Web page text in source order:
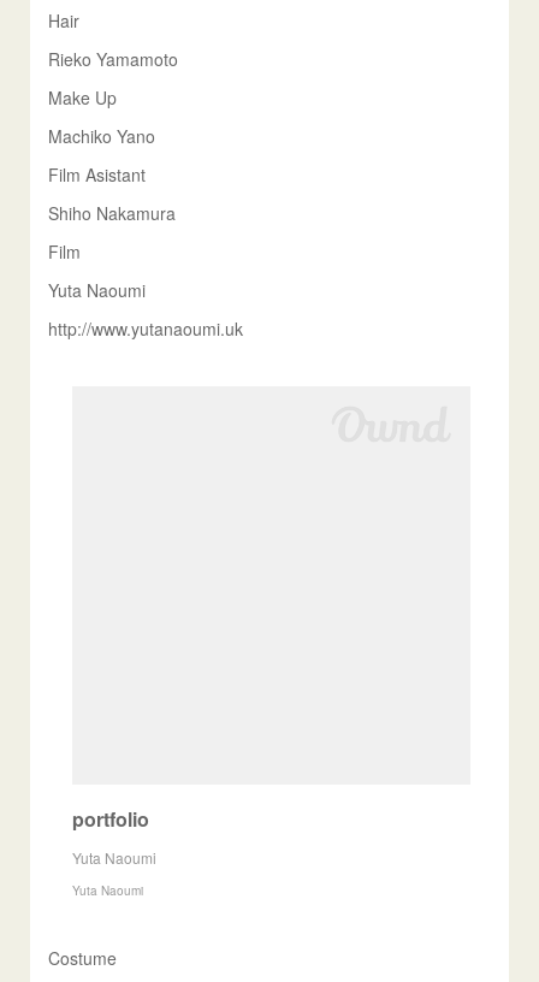
Hair
Rieko Yamamoto
Make Up
Machiko Yano
Film Asistant
Shiho Nakamura
Film
Yuta Naoumi
http://www.yutanaoumi.uk
portfolio
Yuta Naoumi
Yuta Naoumi
Costume